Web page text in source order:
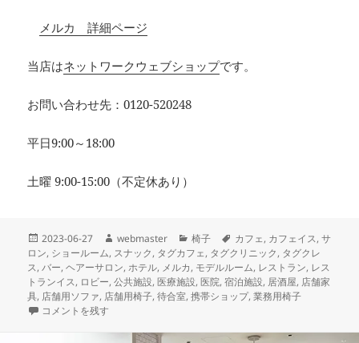
メルカ 詳細ページ
当店はネットワークウェブショップです。
お問い合わせ先：0120-520248
平日9:00～18:00
土曜 9:00-15:00（不定休あり）
投
稿
日:
2023-06-27
作
成
者
webmaster
カ
テ
ゴ
リ
ー
椅子
タ
グ
カフェ, カフェイス,サ
ロン, ショールーム, スナック, タグカフェ, タグクリニック, タグクレ
ス,バー,ヘアーサロン,ホテル, メルカ, モデルルーム, レストラン, レス
トランイス, ロビー,公共施設,医療施設,医院,宿泊施設, 居酒屋, 店舗家
具, 店舗用ソファ, 店舗用椅子,待合室,携帯ショップ,業務用椅子
本日納品の店舗家具 当店で長い間、一番人気の木製椅子 メルカ Ｍ
コメントを残す